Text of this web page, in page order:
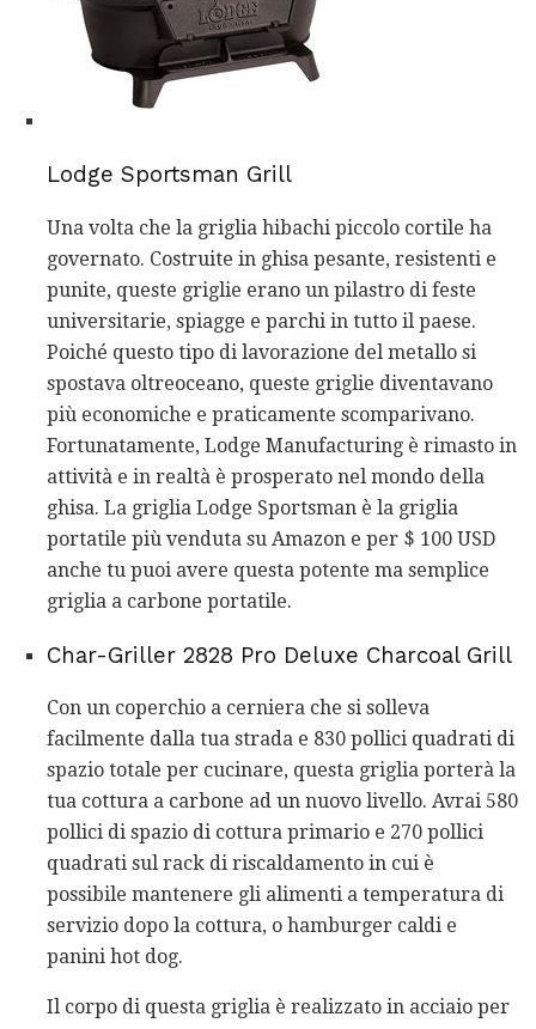
Lodge Sportsman Grill
Una volta che la griglia hibachi piccolo cortile ha
governato. Costruite in ghisa pesante, resistenti e
punite, queste griglie erano un pilastro di feste
universitarie, spiagge e parchi in tutto il paese.
Poiché questo tipo di lavorazione del metallo si
spostava oltreoceano, queste griglie diventavano
più economiche e praticamente scomparivano.
Fortunatamente, Lodge Manufacturing è rimasto in
attività e in realtà è prosperato nel mondo della
ghisa. La griglia Lodge Sportsman è la griglia
portatile più venduta su Amazon e per $ 100 USD
anche tu puoi avere questa potente ma semplice
griglia a carbone portatile.
Char-Griller 2828 Pro Deluxe Charcoal Grill
Con un coperchio a cerniera che si solleva
facilmente dalla tua strada e 830 pollici quadrati di
spazio totale per cucinare, questa griglia porterà la
tua cottura a carbone ad un nuovo livello. Avrai 580
pollici di spazio di cottura primario e 270 pollici
quadrati sul rack di riscaldamento in cui è
possibile mantenere gli alimenti a temperatura di
servizio dopo la cottura, o hamburger caldi e
panini hot dog.
Il corpo di questa griglia è realizzato in acciaio per